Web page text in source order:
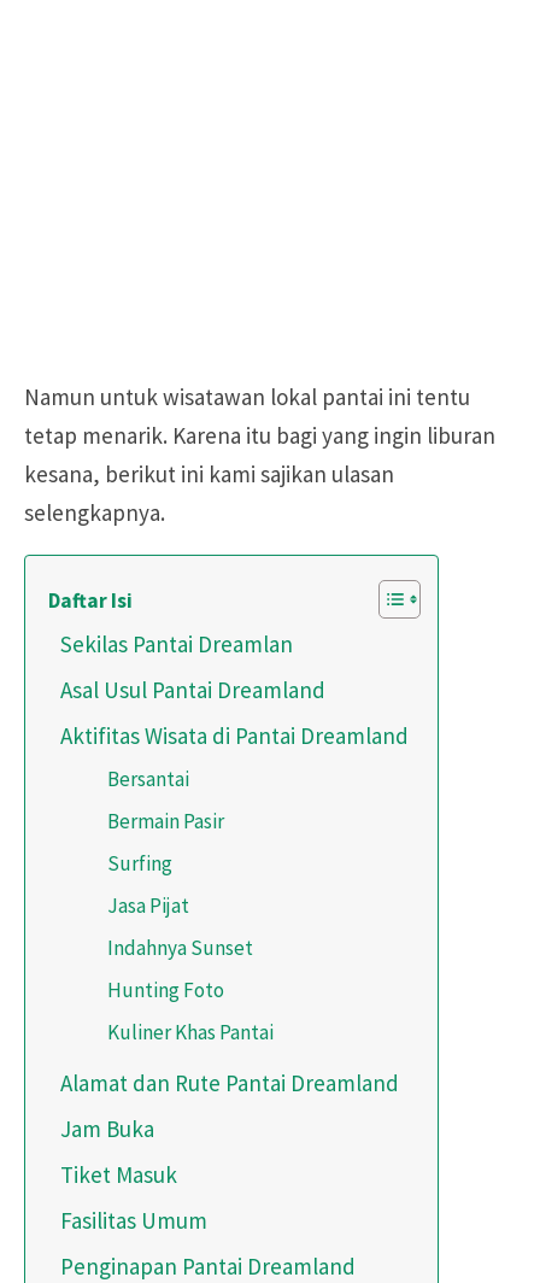
Namun untuk wisatawan lokal pantai ini tentu
tetap menarik. Karena itu bagi yang ingin liburan
kesana, berikut ini kami sajikan ulasan
selengkapnya.
Daftar Isi
Sekilas Pantai Dreamlan
Asal Usul Pantai Dreamland
Aktifitas Wisata di Pantai Dreamland
Bersantai
Bermain Pasir
Surfing
Jasa Pijat
Indahnya Sunset
Hunting Foto
Kuliner Khas Pantai
Alamat dan Rute Pantai Dreamland
Jam Buka
Tiket Masuk
Fasilitas Umum
Penginapan Pantai Dreamland